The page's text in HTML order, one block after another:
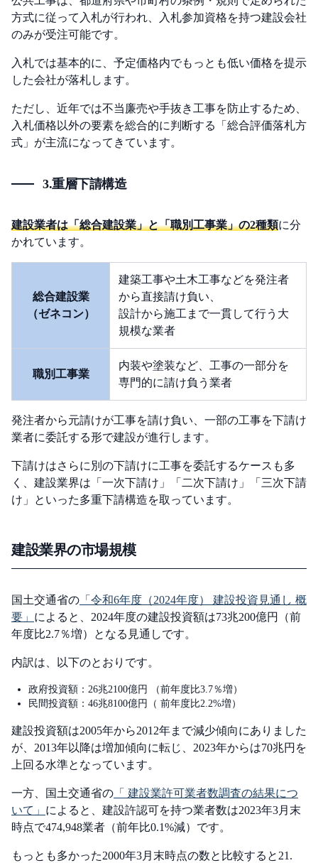
方式に従って入札が行われ、入札参加資格を持つ建設会社
のみが受注可能です。
入札では基本的に、予定価格内でもっとも低い価格を提示
した会社が落札します。
ただし、近年では不当廉売や手抜き工事を防止するため、
入札価格以外の要素を総合的に判断する「総合評価落札方
式」が主流になってきています。
3.重層下請構造
建設業者は「総合建設業」と「職別工事業」の2種類に分
かれています。
総合建設業
（ゼネコン）
建築工事や土木工事などを発注者
から直接請け負い、
設計から施工まで一貫して行う大
規模な業者
職別工事業
内装や塗装など、工事の一部分を
専門的に請け負う業者
発注者から元請けが工事を請け負い、一部の工事を下請け
業者に委託する形で建設が進行します。
下請けはさらに別の下請けに工事を委託するケースも多
く、建設業界は「一次下請け」「二次下請け」「三次下請
け」といった多重下請構造を取っています。
建設業界の市場規模
国土交通省の 「令和6年度（2024年度） 建設投資見通し 概
要」 によると、2024年度の建設投資額は73兆200億円（前
年度比2.7％増）となる見通しです。
内訳は、以下のとおりです。
政府投資額：26兆2100億円 （前年度比3.7％増）
民間投資額：46兆8100億円（ 前年度比2.2%増）
建設投資額は2005年から2012年まで減少傾向にありました
が、2013年以降は増加傾向に転じ、2023年からは70兆円を
上回る水準となっています。
一方、国土交通省の 「 建設業許可業者数調査の結果につ
いて」 によると、建設許認可を持つ業者数は2023年3月末
時点で474,948業者（前年比0.1%減）です。
もっとも多かった2000年3月末時点の数と比較すると21.